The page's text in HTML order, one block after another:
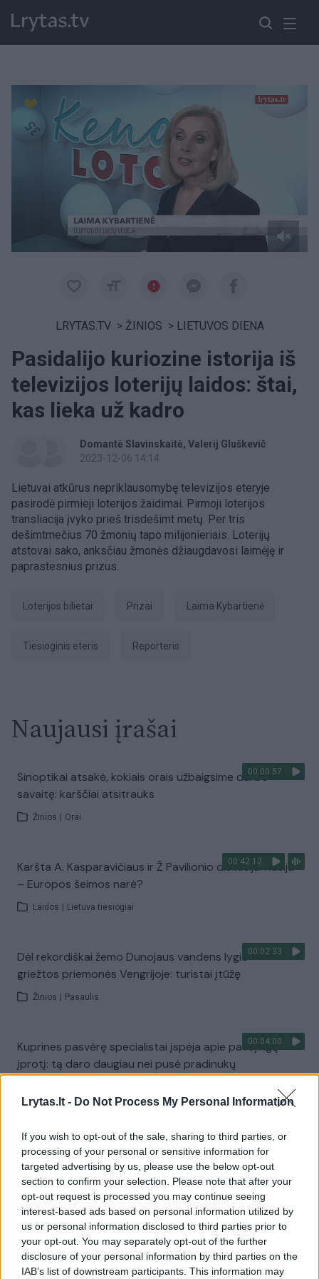
Lrytas.lt - Do Not Process My Personal Information
If you wish to opt-out of the sale, sharing to third parties, or
processing of your personal or sensitive information for
targeted advertising by us, please use the below opt-out
section to confirm your selection. Please note that after your
opt-out request is processed you may continue seeing
interest-based ads based on personal information utilized by
us or personal information disclosed to third parties prior to
your opt-out. You may separately opt-out of the further
disclosure of your personal information by third parties on the
IAB’s list of downstream participants. This information may
Paremkite Ukrainą
LRYTAS.TV > ŽINIOS > LIETUVOS DIENA
Pasidalijo kuriozine istorija iš
televizijos loterijų laidos: štai,
kas lieka už kadro
Domantė Slavinskaitė Valerij Gluškevič
2023-12-06 14:14
Lietuvai atkūrus nepriklausomybę televizijos eteryje
pasirodė pirmieji loterijos žaidimai. Pirmoji loterijos
transliacija įvyko prieš trisdešimt metų. Per tris
dešimtmečius 70 žmonių tapo milijonieriais. Loterijų
atstovai sako, anksčiau žmonės džiaugdavosi laimėję ir
paprastesnius prizus.
loterijos bilietai prizai Laima Kybartienė
tiesioginis eteris Reporteris
Naujausi įrašai
00:00:57
Sinoptikai atsakė, kokiais orais užbaigsime darbo
savaitę: karščiai atsitrauks
Žinios Orai
00:42:12
Karšta A. Kasparavičiaus ir Ž Pavilionio diskusija: Rusija
– Europos šeimos narė?
Laidos Lietuva tiesiogiai
00:02:33
Dėl rekordiškai žemo Dunojaus vandens lygio –
griežtos priemonės Vengrijoje: turistai įtūžę
Žinios Pasaulis
00:04:00
Kuprines pasvėrę specialistai įspėja apie pavojingą
įprotį: tą daro daugiau nei pusė pradinukų
Visi įrašai
Žiūrimiausi įrašai
Vaizdai iš tragiškos avarijos Vilniaus r.: dviejų moterų ir
vaiko gyvybių išgelbėti nepavyko